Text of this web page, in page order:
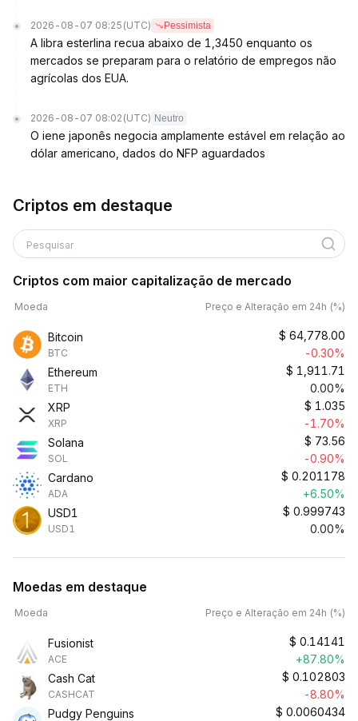
2026-08-07 08:25 (UTC) Pessimista
A libra esterlina recua abaixo de 1,3450 enquanto os
mercados se preparam para o relatório de empregos não
agrícolas dos EUA.
2026-08-07 08:02 (UTC) Neutro
O iene japonês negocia amplamente estável em relação ao
dólar americano, dados do NFP aguardados
Criptos em destaque
Pesquisar
Criptos com maior capitalização de mercado
Moeda Preço e Alteração em 24h (%)
Bitcoin
BTC
$ 64,778.00
-0.30%
Ethereum
ETH
$ 1,911.71
0.00%
XRP
XRP
$ 1.035
-1.70%
Solana
SOL
$ 73.56
-0.90%
Cardano
ADA
$ 0.201178
+6.50%
USD1
USD1
$ 0.999743
0.00%
Moedas em destaque
Moeda Preço e Alteração em 24h (%)
Fusionist
ACE
$ 0.14141
+87.80%
Cash Cat
CASHCAT
$ 0.102803
-8.80%
Pudgy Penguins
$ 0.0060434